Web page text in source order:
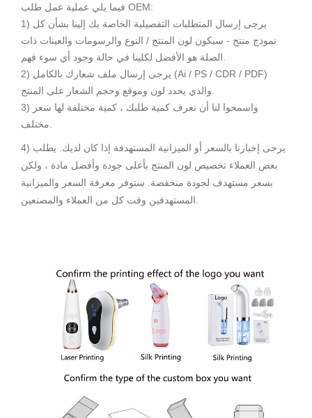
فيما يلي عملية عمل طلب OEM:
1) يرجى إرسال المتطلبات التفصيلية الخاصة بك إلينا بشأن كل
نموذج منتج - سيكون لون المنتج / النوع والرسومات والعينات ذات
2) يرجى إرسال ملف شعارك بالكامل (Ai / PS / CDR / PDF)
3) واسمحوا لنا أن نعرف كمية طلبك ، كمية مختلفة لها سعر
4) يرجى إخبارنا بالسعر أو الميزانية المستهدفة إذا كان لديك. يطلب
بعض العملاء تخصيص لون المنتج بأعلى جودة وأفضل مادة ، ولكن
بسعر مستهدف لجودة منخفضة. ستوفر معرفة السعر والميزانية